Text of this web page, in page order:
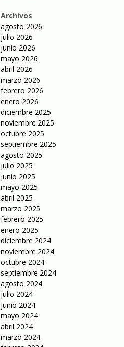
Archivos
agosto 2026
julio 2026
junio 2026
mayo 2026
abril 2026
marzo 2026
febrero 2026
enero 2026
diciembre 2025
noviembre 2025
octubre 2025
septiembre 2025
agosto 2025
julio 2025
junio 2025
mayo 2025
abril 2025
marzo 2025
febrero 2025
enero 2025
diciembre 2024
noviembre 2024
octubre 2024
septiembre 2024
agosto 2024
julio 2024
junio 2024
mayo 2024
abril 2024
marzo 2024